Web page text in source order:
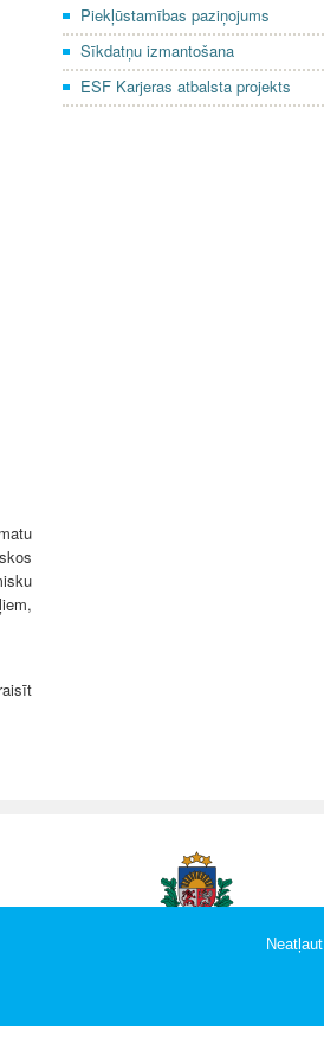
Piekļūstamības paziņojums
Sīkdatņu izmantošana
ESF Karjeras atbalsta projekts
Neatļaut